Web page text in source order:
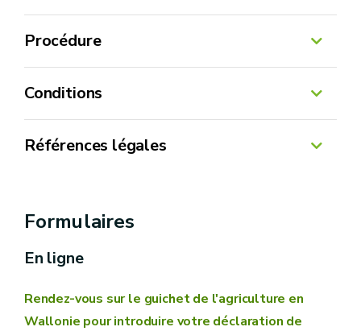
Procédure
Conditions
Références légales
de l'Agriculture (et ses modifications)
Formulaires
En ligne
Rendez-vous sur le guichet de l'agriculture en
Wallonie pour introduire votre déclaration de